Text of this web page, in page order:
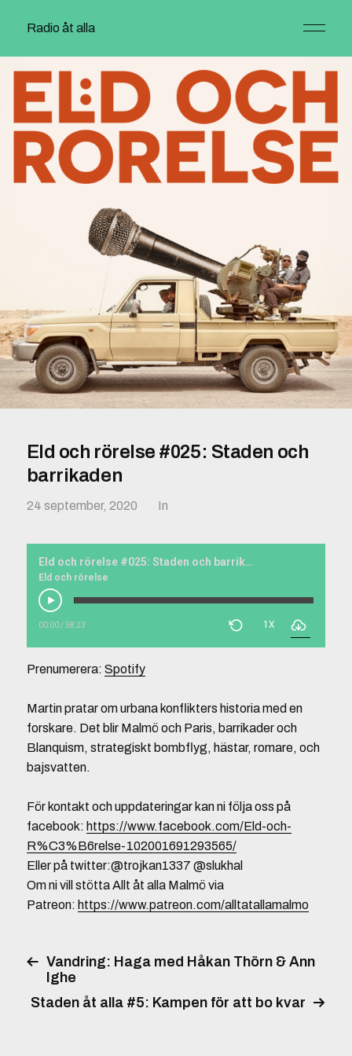
Radio åt alla
Eld och rörelse #025: Staden och
barrikaden
24 september, 2020 In
Eld och rörelse #025: Staden och barrikaden
Eld och rörelse
00:00/58:23 1X
Prenumerera: Spotify
Martin pratar om urbana konflikters historia med en
forskare. Det blir Malmö och Paris, barrikader och
Blanquism, strategiskt bombflyg, hästar, romare, och
bajsvatten.
För kontakt och uppdateringar kan ni följa oss på
facebook: https://www.facebook.com/Eld-och-
R%C3%B6relse-102001691293565/
Eller på twitter:@trojkan1337 @slukhal
Om ni vill stötta Allt åt alla Malmö via
Patreon: https://www.patreon.com/alltatallamalmo
Vandring: Haga med Håkan Thörn & Ann
Ighe
Staden åt alla #5: Kampen för att bo kvar